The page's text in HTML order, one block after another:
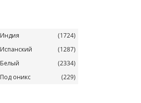
Индия
(1724)
Испанский
(1287)
Белый
(2334)
Под оникс
(229)